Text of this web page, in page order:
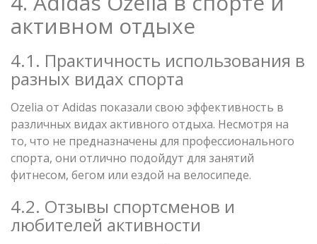
активном отдыхе
4.1. Практичность использования в
разных видах спорта
Ozelia от Adidas показали свою эффективность в
различных видах активного отдыха. Несмотря на
то, что не предназначены для профессионального
спорта, они отлично подойдут для занятий
фитнесом, бегом или ездой на велосипеде.
4.2. Отзывы спортсменов и
любителей активности